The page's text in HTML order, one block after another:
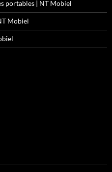
portables | NT Mobiel
Mobiel